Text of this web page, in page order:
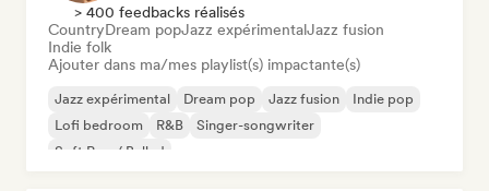
> 400 feedbacks réalisés
CountryDream popJazz expérimentalJazz fusion
Indie folk
Ajouter dans ma/mes playlist(s) impactante(s)
Jazz expérimental Dream pop Jazz fusion
Indie pop
Lofi bedroom
R&B
Singer-songwriter
Soft Pop / Ballad